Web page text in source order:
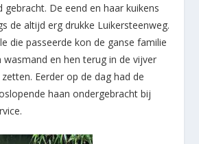
gebracht. De eend en haar kuikens
de altijd erg drukke Luikersteenweg.
die passeerde kon de ganse familie
wasmand en hen terug in de vijver
Eerder op de dag had de
haan ondergebracht bij